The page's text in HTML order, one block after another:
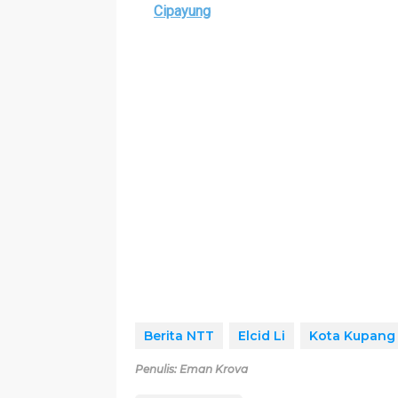
Cipayung
Berita NTT Elcid Li Kota Kupang
Penulis: Eman Krova